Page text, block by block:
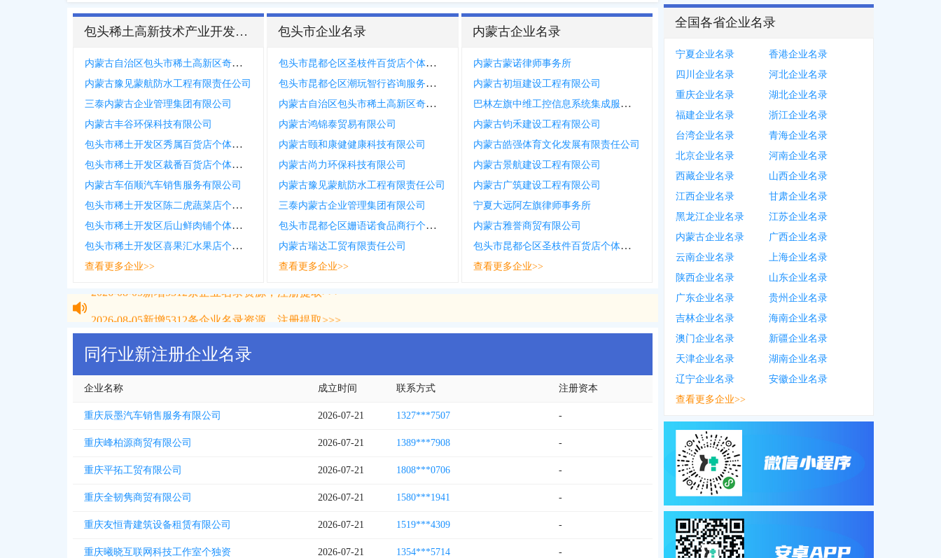
包头稀土高新技术产业开发区企业名录
内蒙古自治区包头市稀土高新区奇品聚商贸有限公司
内蒙古豫见蒙航防水工程有限责任公司
三泰内蒙古企业管理集团有限公司
内蒙古丰谷环保科技有限公司
包头市稀土开发区秀属百货店个体工商户
包头市稀土开发区裁番百货店个体工商户
内蒙古车佰顺汽车销售服务有限公司
包头市稀土开发区陈二虎蔬菜店个体工商户
包头市稀土开发区后山鲜肉铺个体工商户
包头市稀土开发区喜果汇水果店个体工商户
查看更多企业>>
包头市企业名录
包头市昆都仑区圣枝件百货店个体工商户
包头市昆都仑区潮玩智行咨询服务中心个体工商户
内蒙古自治区包头市稀土高新区奇品聚商贸有限公司
内蒙古鸿锦泰贸易有限公司
内蒙古颐和康健健康科技有限公司
内蒙古尚力环保科技有限公司
内蒙古豫见蒙航防水工程有限责任公司
三泰内蒙古企业管理集团有限公司
包头市昆都仑区姗语诺食品商行个体工商户
内蒙古瑞达工贸有限责任公司
查看更多企业>>
内蒙古企业名录
内蒙古蒙诺律师事务所
内蒙古初垣建设工程有限公司
巴林左旗中维工控信息系统集成服务中心个体工商户
内蒙古钧禾建设工程有限公司
内蒙古皓强体育文化发展有限责任公司
内蒙古景航建设工程有限公司
内蒙古广筑建设工程有限公司
宁夏大远阿左旗律师事务所
内蒙古雅誉商贸有限公司
包头市昆都仑区圣枝件百货店个体工商户
查看更多企业>>
同行业新注册企业名录
企业名称 成立时间 联系方式 注册资本
重庆辰墨汽车销售服务有限公司 2026-07-21 1327***7507 -
重庆峰柏源商贸有限公司 2026-07-21 1389***7908 -
重庆平拓工贸有限公司 2026-07-21 1808***0706 -
重庆全韧隽商贸有限公司 2026-07-21 1580***1941 -
重庆友恒青建筑设备租赁有限公司 2026-07-21 1519***4309 -
重庆曦晓互联网科技工作室个独资 2026-07-21 1354***5714 -
全国各省企业名录
宁夏企业名录
香港企业名录
四川企业名录
河北企业名录
重庆企业名录
湖北企业名录
福建企业名录
浙江企业名录
台湾企业名录
青海企业名录
北京企业名录
河南企业名录
西藏企业名录
山西企业名录
江西企业名录
甘肃企业名录
黑龙江企业名录
江苏企业名录
内蒙古企业名录
广西企业名录
云南企业名录
上海企业名录
陕西企业名录
山东企业名录
广东企业名录
贵州企业名录
吉林企业名录
海南企业名录
澳门企业名录
新疆企业名录
天津企业名录
湖南企业名录
辽宁企业名录
安徽企业名录
查看更多企业>>